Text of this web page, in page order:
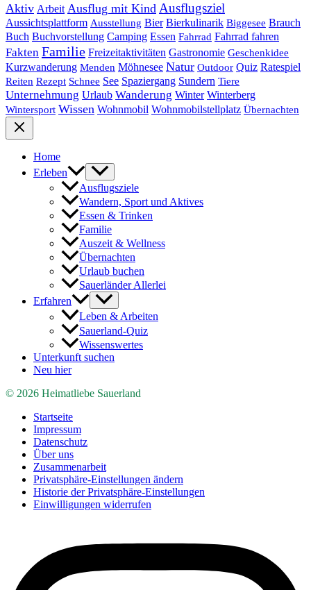
Aktiv Arbeit Ausflug mit Kind Ausflugsziel
Aussichtsplattform Ausstellung Bier Bierkulinarik Biggesee Brauch
Buch Buchvorstellung Camping Essen Fahrrad Fahrrad fahren
Fakten Familie Freizeitaktivitäten Gastronomie Geschenkidee
Kurzwanderung Menden Möhnesee Natur Outdoor Quiz Ratespiel
Reiten Rezept Schnee See Spaziergang Sundern Tiere
Unternehmung Urlaub Wanderung Winter Winterberg
Wintersport Wissen Wohnmobil Wohnmobilstellplatz Übernachten
Home
Erleben
Ausflugsziele
Wandern, Sport und Aktives
Essen & Trinken
Familie
Auszeit & Wellness
Übernachten
Urlaub buchen
Sauerländer Allerlei
Erfahren
Leben & Arbeiten
Sauerland-Quiz
Wissenswertes
Unterkunft suchen
Neu hier
© 2026 Heimatliebe Sauerland
Startseite
Impressum
Datenschutz
Über uns
Zusammenarbeit
Privatsphäre-Einstellungen ändern
Historie der Privatsphäre-Einstellungen
Einwilligungen widerrufen